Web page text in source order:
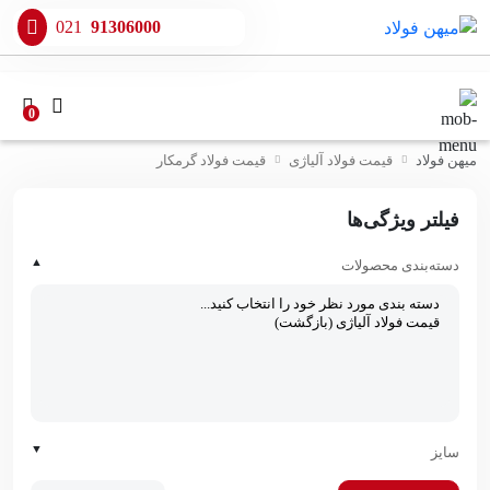
021 91306000
0
میهن فولاد قیمت فولاد آلیاژی قیمت فولاد گرمکار
فیلتر ویژگی‌ها
دسته‌بندی محصولات ▲
سایز ▼